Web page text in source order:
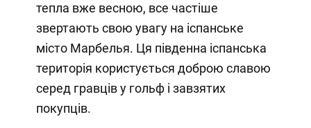
тепла вже весною, все частіше
звертають свою увагу на іспанське
місто Марбелья. Ця південна іспанська
територія користується доброю славою
серед гравців у гольф і завзятих
покупців.